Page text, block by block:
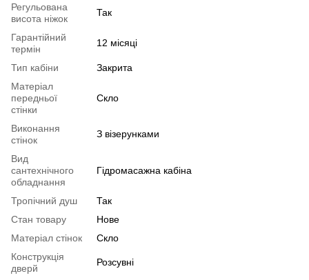
Регульована
висота ніжок
Так
Гарантійний
термін
12 місяці
Тип кабіни
Закрита
Матеріал
передньої
стінки
Скло
Виконання
стінок
З візерунками
Вид
сантехнічного
обладнання
Гідромасажна кабіна
Тропічний душ
Так
Стан товару
Нове
Матеріал стінок
Скло
Конструкція
дверй
Розсувні